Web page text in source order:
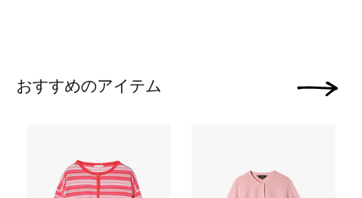
おすすめのアイテム 次の画像